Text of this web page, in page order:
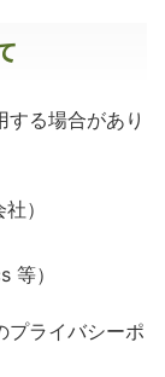
る場合があり
）
等）
プライバシーポ